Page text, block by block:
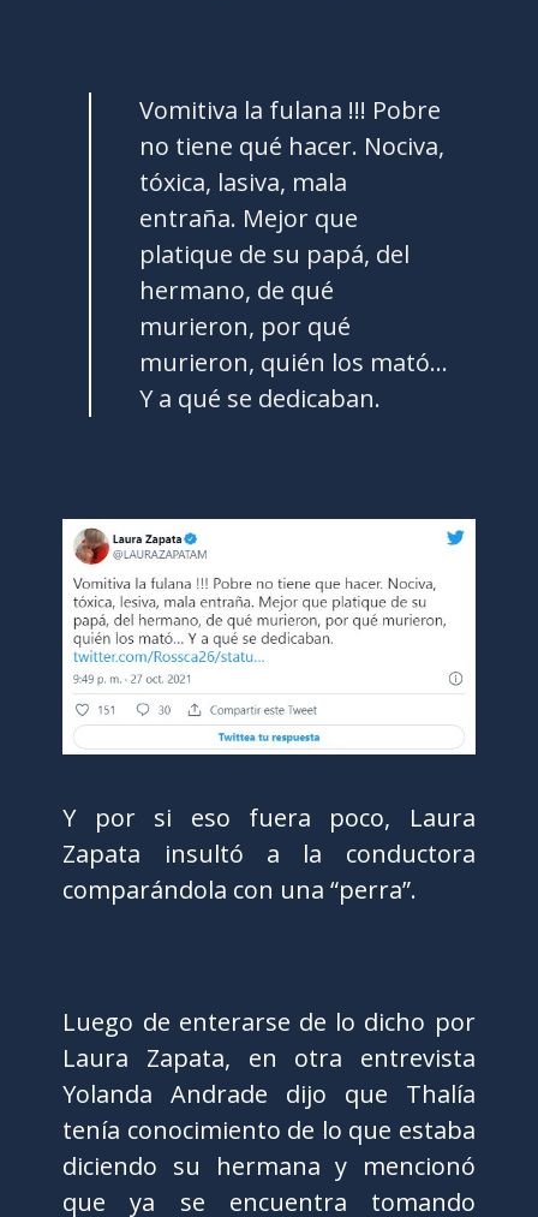
Vomitiva la fulana !!! Pobre
no tiene qué hacer. Nociva,
tóxica, lasiva, mala
entraña. Mejor que
platique de su papá, del
hermano, de qué
murieron, por qué
murieron, quién los mató…
Y a qué se dedicaban.
Y por si eso fuera poco, Laura
Zapata insultó a la conductora
comparándola con una “perra”.
Luego de enterarse de lo dicho por
Laura Zapata, en otra entrevista
Yolanda Andrade dijo que Thalía
tenía conocimiento de lo que estaba
diciendo su hermana y mencionó
que ya se encuentra tomando